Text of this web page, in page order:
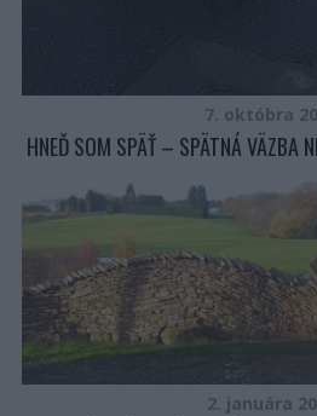
7. októbra
HNEĎ SOM SPÄŤ – SPÄTNÁ VÄZBA
2. januára